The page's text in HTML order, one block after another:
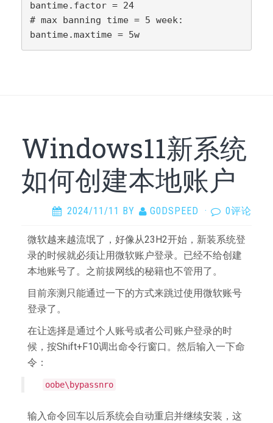
bantime.factor = 24
# max banning time = 5 week:
bantime.maxtime = 5w
Windows11新系统
如何创建本地账户
2024/11/11 BY G0DSPEED · 0评论
微软越来越流氓了，好像从23H2开始，新装系统登
录的时候就必须让用微软账户登录。已经不给创建
本地账号了。之前拔网线的秘籍也不管用了。
目前亲测只能通过一下的方式来跳过使用微软账号
登录了。
在让选择是通过个人账号或者公司账户登录的时
候，按Shift+F10调出命令行窗口。然后输入一下命
令：
oobe\bypassnro
输入命令回车以后系统会自动重启并继续安装，这